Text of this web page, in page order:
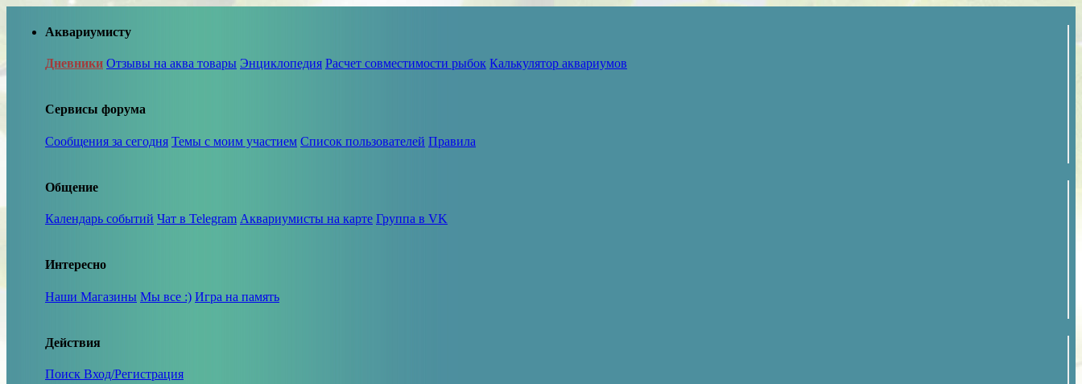
Аквариумисту
Дневники Отзывы на аква товары Энциклопедия Расчет совместимости рыбок Калькулятор аквариумов
Сервисы форума
Сообщения за сегодня Темы с моим участием Список пользователей Правила
Общение
Календарь событий Чат в Telegram Аквариумисты на карте Группа в VK
Интересно
Наши Магазины Мы все :) Игра на память
Действия
Поиск Вход/Регистрация